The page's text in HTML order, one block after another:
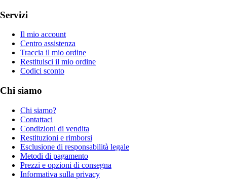
Servizi
Il mio account
Centro assistenza
Traccia il mio ordine
Restituisci il mio ordine
Codici sconto
Chi siamo
Chi siamo?
Contattaci
Condizioni di vendita
Restituzioni e rimborsi
Esclusione di responsabilità legale
Metodi di pagamento
Prezzi e opzioni di consegna
Informativa sulla privacy